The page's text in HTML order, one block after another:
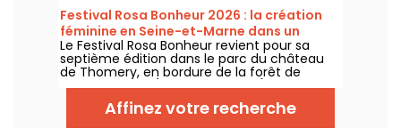
gratuits à découvrir du 24 juin au 6
septembre 2026 !
Festival Rosa Bonheur 2026 : la création
féminine en Seine-et-Marne dans un
château
Le Festival Rosa Bonheur revient pour sa
septième édition dans le parc du château
de Thomery, en bordure de la forêt de
Fontainebleau (Seine-et-Marne), du 4 juillet
au 29 août 2026, avec une programmation
entièrement dédiée à la création féminine
et au matrimoine.
Affinez votre recherche